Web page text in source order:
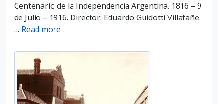
Centenario de la Independencia Argentina. 1816 – 9
de Julio – 1916. Director: Eduardo Güidotti Villafañe.
… Read more